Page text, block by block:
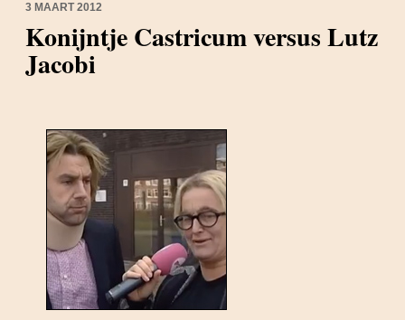
3 MAART 2012
Konijntje Castricum versus Lutz
Jacobi